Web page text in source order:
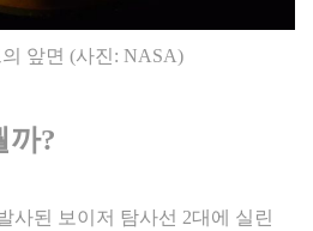
앞면 (사진: NASA)
까?
사된 보이저 탐사선 2대에 실린